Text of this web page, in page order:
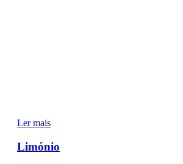
Ler mais
Limónio